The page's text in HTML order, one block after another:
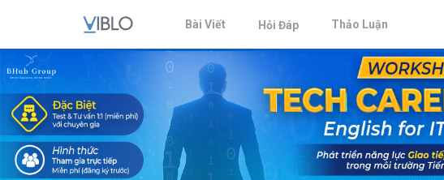
Bài Viết Hỏi Đáp Thảo Luận